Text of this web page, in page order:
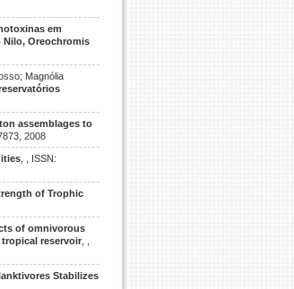
em
Nilo, Oreochromis
Magnólia
assemblages to
2008
, , ISSN:
of Trophic
of omnivorous
reservoir
Stabilizes